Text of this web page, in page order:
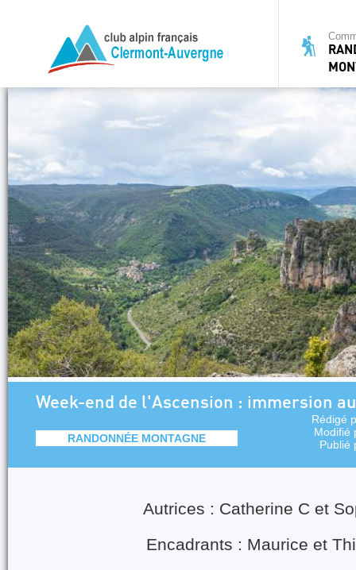
Week-end de l'Ascension : immersion
RANDONNÉE MONTAGNE
Rédigé
Modifié
Publié
Autrices : Catherine C et
Encadrants : Maurice et